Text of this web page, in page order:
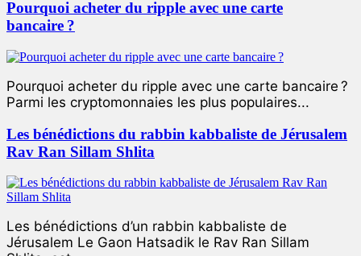
Pourquoi acheter du ripple avec une carte
bancaire ?
Pourquoi acheter du ripple avec une carte bancaire ?
Parmi les cryptomonnaies les plus populaires...
Les bénédictions du rabbin kabbaliste de Jérusalem
Rav Ran Sillam Shlita
Les bénédictions d’un rabbin kabbaliste de
Jérusalem Le Gaon Hatsadik le Rav Ran Sillam